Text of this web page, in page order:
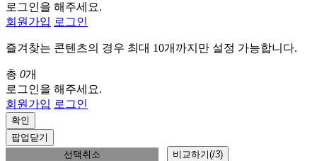
로그인을 해주세요.
회원가입 로그인
즐겨찾는 콘텐츠의 경우 최대 10개까지만 설정 가능합니다.
총 0개
로그인을 해주세요.
회원가입 로그인
확인
팝업닫기
선택취소
비교하기(/3)